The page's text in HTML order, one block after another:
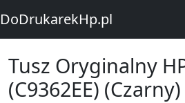
DoDrukarekHp.pl
Tusz Oryginalny
(C9362EE) (Czarny)